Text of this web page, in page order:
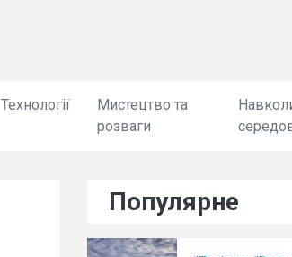
Технології
Мистецтво та
розваги
Популярне